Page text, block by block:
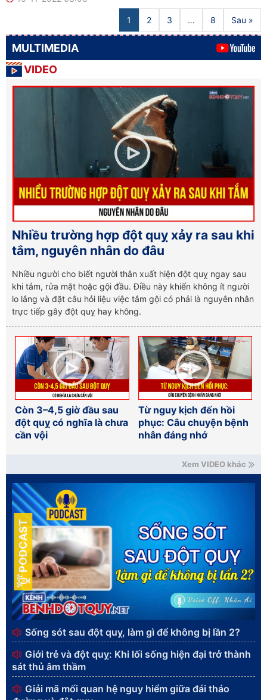
1 2 3 … 8 Sau »
MULTIMEDIA
VIDEO
Nhiều trường hợp đột quỵ xảy ra sau khi
tắm, nguyên nhân do đâu
Nhiều người cho biết người thân xuất hiện đột quỵ ngay sau
khi tắm, rửa mặt hoặc gội đầu. Điều này khiến không ít người
lo lắng và đặt câu hỏi liệu việc tắm gội có phải là nguyên nhân
trực tiếp gây đột quỵ hay không.
Còn 3–4,5 giờ đầu sau
đột quỵ có nghĩa là chưa
cần vội
Từ nguy kịch đến hồi
phục: Câu chuyện bệnh
nhân đáng nhớ
Xem VIDEO khác
PODCAST
Sống sót sau đột quỵ, làm gì để không bị lần 2?
Giới trẻ và đột quỵ: Khi lối sống hiện đại trở thành
sát thủ âm thầm
Giải mã mối quan hệ nguy hiểm giữa đái tháo